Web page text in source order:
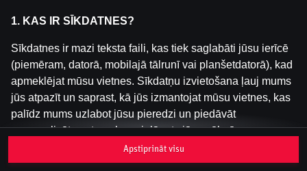
1. KAS IR SĪKDATNES?
Sīkdatnes ir mazi teksta faili, kas tiek saglabāti jūsu ierīcē
(piemēram, datorā, mobilajā tālrunī vai planšetdatorā), kad
apmeklējat mūsu vietnes. Sīkdatņu izvietošana ļauj mums
jūs atpazīt un saprast, kā jūs izmantojat mūsu vietnes, kas
palīdz mums uzlabot jūsu pieredzi un piedāvāt
personalizētu saturu, kas pielāgots jūsu vēlmēm.
Sīkdatnes var būt pagaidu (tā sauktas "sesijas sīkdatnes")
Apstiprināt visu